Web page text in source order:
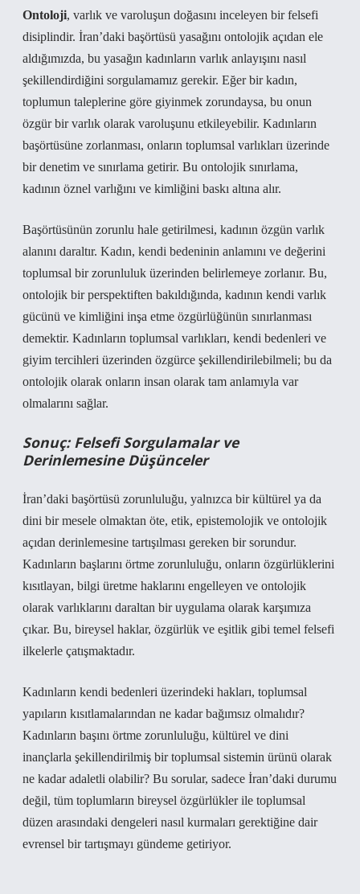
Ontoloji, varlık ve varoluşun doğasını inceleyen bir felsefi
disiplindir. İran’daki başörtüsü yasağını ontolojik açıdan ele
aldığımızda, bu yasağın kadınların varlık anlayışını nasıl
şekillendirdiğini sorgulamamız gerekir. Eğer bir kadın,
toplumun taleplerine göre giyinmek zorundaysa, bu onun
özgür bir varlık olarak varoluşunu etkileyebilir. Kadınların
başörtüsüne zorlanması, onların toplumsal varlıkları üzerinde
bir denetim ve sınırlama getirir. Bu ontolojik sınırlama,
kadının öznel varlığını ve kimliğini baskı altına alır.
Başörtüsünün zorunlu hale getirilmesi, kadının özgün varlık
alanını daraltır. Kadın, kendi bedeninin anlamını ve değerini
toplumsal bir zorunluluk üzerinden belirlemeye zorlanır. Bu,
ontolojik bir perspektiften bakıldığında, kadının kendi varlık
gücünü ve kimliğini inşa etme özgürlüğünün sınırlanması
demektir. Kadınların toplumsal varlıkları, kendi bedenleri ve
giyim tercihleri üzerinden özgürce şekillendirilebilmeli; bu da
ontolojik olarak onların insan olarak tam anlamıyla var
olmalarını sağlar.
Sonuç: Felsefi Sorgulamalar ve
Derinlemesine Düşünceler
İran’daki başörtüsü zorunluluğu, yalnızca bir kültürel ya da
dini bir mesele olmaktan öte, etik, epistemolojik ve ontolojik
açıdan derinlemesine tartışılması gereken bir sorundur.
Kadınların başlarını örtme zorunluluğu, onların özgürlüklerini
kısıtlayan, bilgi üretme haklarını engelleyen ve ontolojik
olarak varlıklarını daraltan bir uygulama olarak karşımıza
çıkar. Bu, bireysel haklar, özgürlük ve eşitlik gibi temel felsefi
ilkelerle çatışmaktadır.
Kadınların kendi bedenleri üzerindeki hakları, toplumsal
yapıların kısıtlamalarından ne kadar bağımsız olmalıdır?
Kadınların başını örtme zorunluluğu, kültürel ve dini
inançlarla şekillendirilmiş bir toplumsal sistemin ürünü olarak
ne kadar adaletli olabilir? Bu sorular, sadece İran’daki durumu
değil, tüm toplumların bireysel özgürlükler ile toplumsal
düzen arasındaki dengeleri nasıl kurmaları gerektiğine dair
evrensel bir tartışmayı gündeme getiriyor.